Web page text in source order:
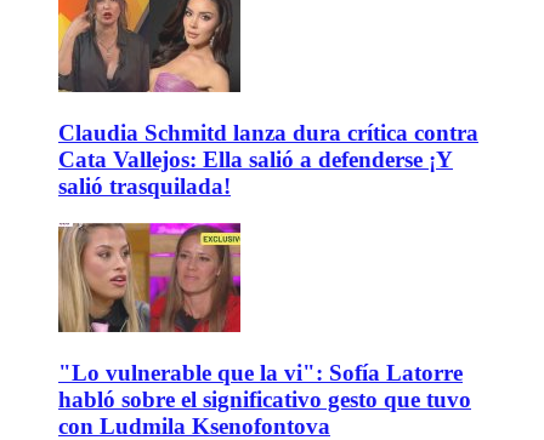
Claudia Schmitd lanza dura crítica contra
Cata Vallejos: Ella salió a defenderse ¡Y
salió trasquilada!
"Lo vulnerable que la vi": Sofía Latorre
habló sobre el significativo gesto que tuvo
con Ludmila Ksenofontova